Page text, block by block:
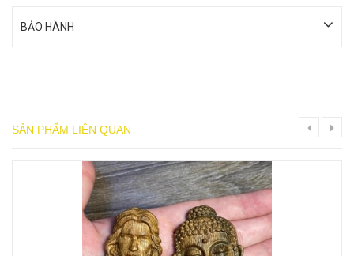
BẢO HÀNH
SẢN PHẨM LIÊN QUAN